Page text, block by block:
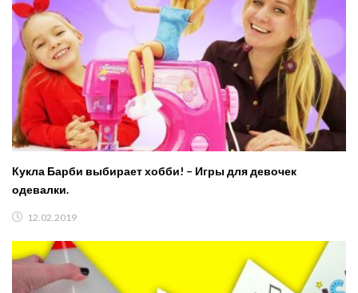
Кукла Барби выбирает хобби! – Игры для девочек
одевалки.
12.02.2019